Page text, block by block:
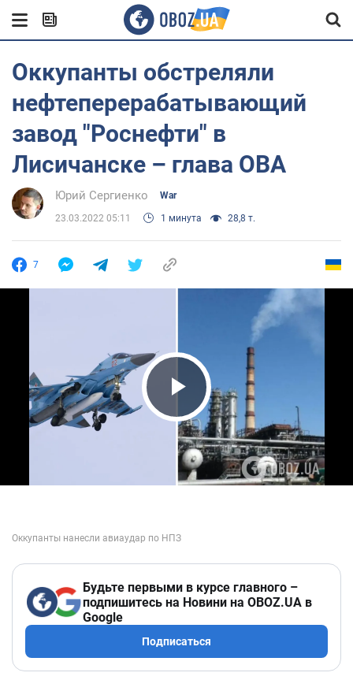
Оккупанты обстреляли
нефтеперерабатывающий
завод "Роснефти" в
Лисичанске – глава ОВА
Юрий Сергиенко War
23.03.2022 05:11 1 минута 28,8 т.
7
Play Video
Будьте первыми в курсе главного –
подпишитесь на Новини на OBOZ.UA в
Google
Подписаться